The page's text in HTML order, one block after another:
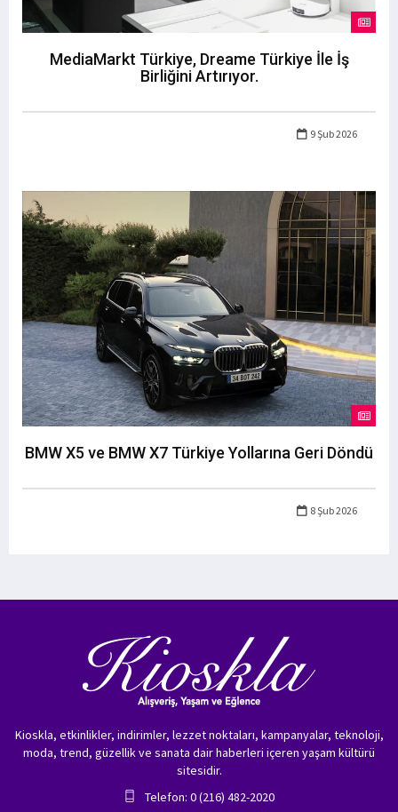
MediaMarkt Türkiye, Dreame Türkiye İle İş
Birliğini Artırıyor.
9 Şub 2026
BMW X5 ve BMW X7 Türkiye Yollarına Geri Döndü
8 Şub 2026
Kioskla, etkinlikler, indirimler, lezzet noktaları, kampanyalar, teknoloji,
moda, trend, güzellik ve sanata dair haberleri içeren yaşam kültürü
sitesidir.
Telefon: 0 (216) 482-2020